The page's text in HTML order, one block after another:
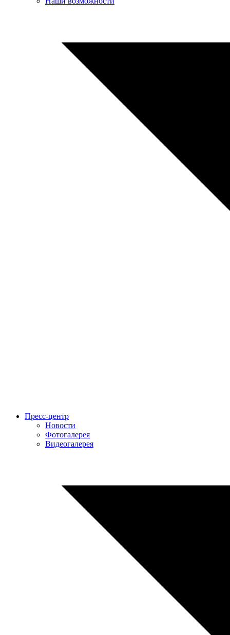
Пресс-центр
Новости
Фотогалерея
Видеогалерея